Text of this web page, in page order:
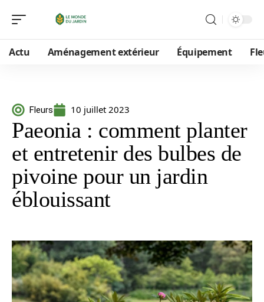
Actu Aménagement extérieur Équipement
Fleurs 10 juillet 2023
Paeonia : comment planter
et entretenir des bulbes de
pivoine pour un jardin
éblouissant